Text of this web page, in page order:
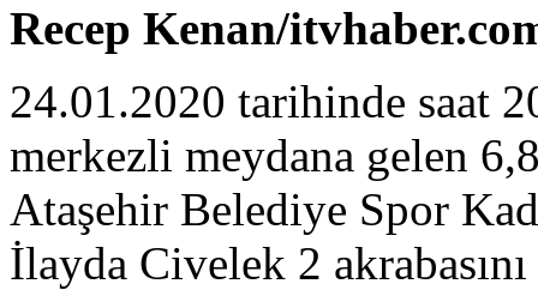
Recep Kenan/
24.01.2020 tarihinde saat
merkezli meydana gelen
Ataşehir Belediye Spor
İlayda Civelek 2